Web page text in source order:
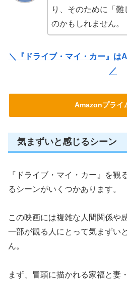
り、そのために「
のかもしれません。
＼『ドライブ・マイ・カー』は
／
Amazonプライ
気まずいと感じるシーン
『ドライブ・マイ・カー』を観
るシーンがいくつかあります。
この映画には複雑な人間関係や
一部が観る人にとって気まずい
ん。
まず、冒頭に描かれる家福と妻